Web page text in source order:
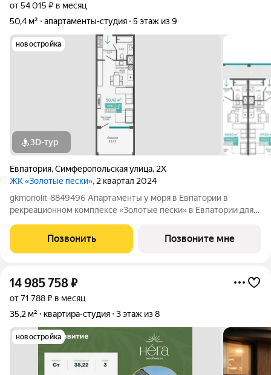
от 54 015 ₽ в месяц
50,4 м²
апартаменты-студия 5 этаж из 9
новостройка
3D-тур
Евпатория,Симферопольская улица, 2Х
ЖК «Золотые пески», 2 квартал 2024
gkmonolit-8849496 Апартаменты у моря в Евпатории в
рекреационном комплексе «Золотые пески» в Евпатории для
ОГРАНИЧЕНО! Ввод в эксплуатацию - II кв. 2027 О
КОМПЛЕКСЕ. Комплекс апартаментов «Золотые пески» -
Позвонить Позвоните мне
14 985 758₽
от 71 788 ₽ в месяц
35,2 м²
квартира-студия 3 этаж из 8
новостройка